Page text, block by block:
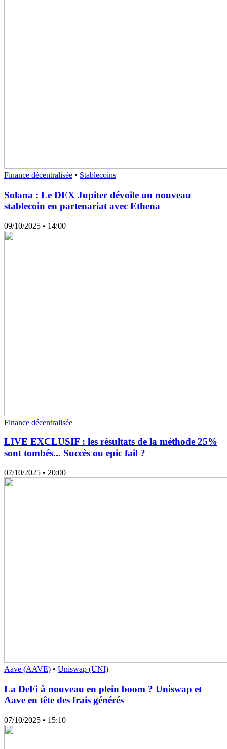
Finance décentralisée • Stablecoins
Solana : Le DEX Jupiter dévoile un nouveau
stablecoin en partenariat avec Ethena
09/10/2025 • 14:00
Finance décentralisée
LIVE EXCLUSIF : les résultats de la méthode 25%
sont tombés... Succès ou epic fail ?
07/10/2025 • 20:00
Aave (AAVE) • Uniswap (UNI)
La DeFi à nouveau en plein boom ? Uniswap et
Aave en tête des frais générés
07/10/2025 • 15:10